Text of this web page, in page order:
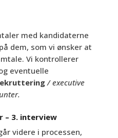
med kandidaterne
dem, som vi ønsker at
Vi kontrollerer
eventuelle
/ executive
– 3. interview
videre i processen,